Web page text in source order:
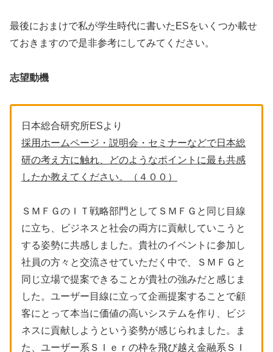
最後におまけで私が学生時代に書いたESをいくつか載せ
ておきますので是非参考にしてみてください。
志望動機
日本総合研究所ESより
採用ホームページ・説明会・セミナーなどで日本総
研の考え方に触れ、どのようなポイントに最も共感
したか教えてください。（４００）
ＳＭＦＧのＩＴ戦略部門としてＳＭＦＧと同じ目線
に立ち、ビジネスと社会の両方に貢献していこうと
する姿勢に共感しました。貴社のイベントに参加し
社員の方々と交流させていただく中で、ＳＭＦＧと
同じ立場で提案できることが貴社の強みだと感じま
した。ユーザー目線に立って企画提案することで顧
客にとって本当に価値の高いシステムを作り、ビジ
ネスに貢献しようという姿勢が感じられました。ま
た、ユーザー系ＳＩｅｒの枠を飛び越え金融系ＳＩ